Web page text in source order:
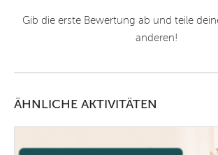
Gib die erste Bewertung ab und teile
anderen!
ÄHNLICHE AKTIVITÄTEN